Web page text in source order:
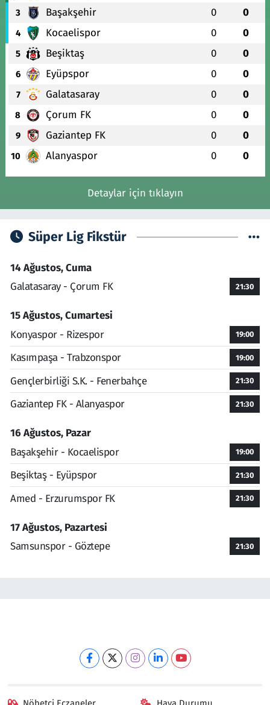
3 Başakşehir 0 0
4 Kocaelispor 0 0
5 Beşiktaş 0 0
6 Eyüpspor 0 0
7 Galatasaray 0 0
8 Çorum FK 0 0
9 Gaziantep FK 0 0
10 Alanyaspor 0 0
Detaylar için tıklayın
Süper Lig Fikstür
14 Ağustos, Cuma
Galatasaray - Çorum FK
21:30
15 Ağustos, Cumartesi
Konyaspor - Rizespor
19:00
Kasımpaşa - Trabzonspor 19:00
Gençlerbirliği S.K. - Fenerbahçe 21:30
Gaziantep FK - Alanyaspor 21:30
16 Ağustos, Pazar
Başakşehir - Kocaelispor
19:00
Beşiktaş - Eyüpspor 21:30
Amed - Erzurumspor FK 21:30
17 Ağustos, Pazartesi
Samsunspor - Göztepe
21:30